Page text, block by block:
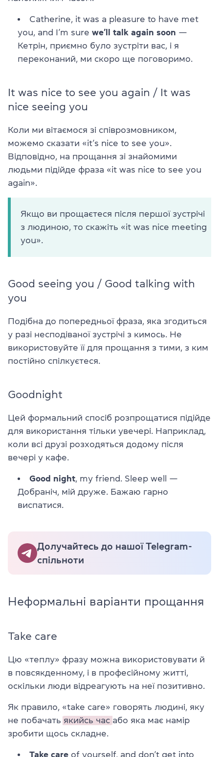
Catherine, it was a pleasure to have met
you, and I’m sure we’ll talk again soon —
Кетрін, приємно було зустріти вас, і я
переконаний, ми скоро ще поговоримо.
It was nice to see you again / It was
nice seeing you
Коли ми вітаємося зі співрозмовником,
можемо сказати «it’s nice to see you».
Відповідно, на прощання зі знайомими
людьми підійде фраза «it was nice to see you
again».
Якщо ви прощаєтеся після першої зустрічі
з людиною, то скажіть «it was nice meeting
you».
Good seeing you / Good talking with
you
Подібна до попередньої фраза, яка згодиться
у разі несподіваної зустрічі з кимось. Не
використовуйте її для прощання з тими, з ким
постійно спілкуєтеся.
Goodnight
Цей формальний спосіб розпрощатися підійде
для використання тільки увечері. Наприклад,
коли всі друзі розходяться додому після
вечері у кафе.
Good night , my friend. Sleep well —
Добраніч, мій друже. Бажаю гарно
виспатися.
Долучайтесь до нашої Telegram-
спільноти
Неформальні варіанти прощання
Take care
Цю «теплу» фразу можна використовувати й
в повсякденному, і в професійному житті,
оскільки люди відреагують на неї позитивно.
Як правило, «take care» говорять людині, яку
не побачать якийсь час або яка має намір
зробити щось складне.
Take care of yourself, and don’t get into